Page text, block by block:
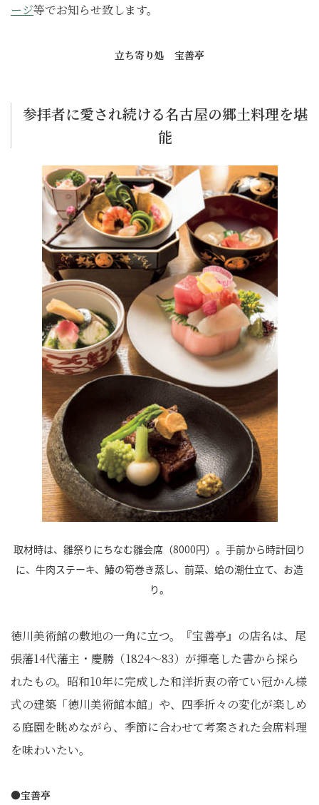
ージ等でお知らせ致します。
立ち寄り処 宝善亭
参拝者に愛され続ける名古屋の郷土料理を堪
能
取材時は、雛祭りにちなむ雛会席（8000円）。手前から時計回り
に、牛肉ステーキ、鰆の筍巻き蒸し、前菜、蛤の潮仕立て、お造
り。
徳川美術館の敷地の一角に立つ。『宝善亭』の店名は、尾
張藩14代藩主・慶勝（1824～83）が揮毫した書から採ら
れたもの。昭和10年に完成した和洋折衷の帝てい冠かん様
式の建築「徳川美術館本館」や、四季折々の変化が楽しめ
る庭園を眺めながら、季節に合わせて考案された会席料理
を味わいたい。
●宝善亭